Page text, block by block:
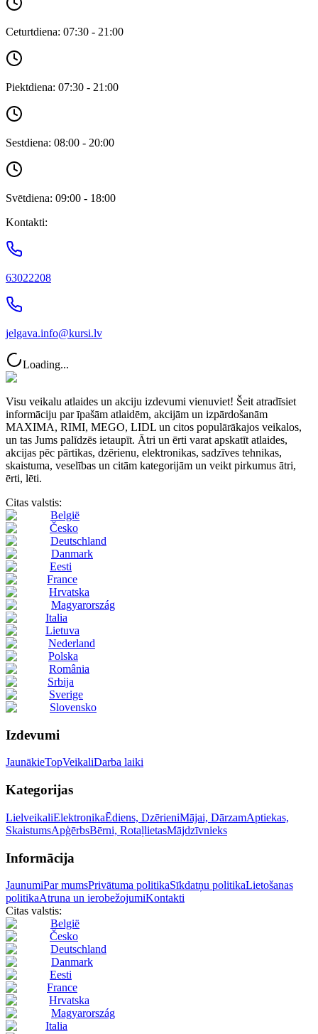
Ceturtdiena: 07:30 - 21:00
Piektdiena: 07:30 - 21:00
Sestdiena: 08:00 - 20:00
Svētdiena: 09:00 - 18:00
Kontakti:
63022208
jelgava.info@kursi.lv
Loading...
Visu veikalu atlaides un akciju izdevumi vienuviet! Šeit atradīsiet
informāciju par īpašām atlaidēm, akcijām un izpārdošanām
MAXIMA, RIMI, MEGO, LIDL un citos populārākajos veikalos,
un tas Jums palīdzēs ietaupīt. Ātri un ērti varat apskatīt atlaides,
akcijas pēc pārtikas, dzērienu, elektronikas, sadzīves tehnikas,
skaistuma, veselības un citām kategorijām un veikt pirkumus ātri,
ērti, lēti.
Citas valstis:
België
Česko
Deutschland
Danmark
Eesti
France
Hrvatska
Magyarország
Italia
Lietuva
Nederland
Polska
România
Srbija
Sverige
Slovensko
Izdevumi
JaunākieTopVeikaliDarba laiki
Kategorijas
LielveikaliElektronikaĒdiens, DzērieniMājai, DārzamAptiekas,
SkaistumsApģērbsBērni, RotaļlietasMājdzīvnieks
Informācija
JaunumiPar mumsPrivātuma politikaSīkdatņu politikaLietošanas
politikaAtruna un ierobežojumiKontakti
Citas valstis:
België
Česko
Deutschland
Danmark
Eesti
France
Hrvatska
Magyarország
Italia